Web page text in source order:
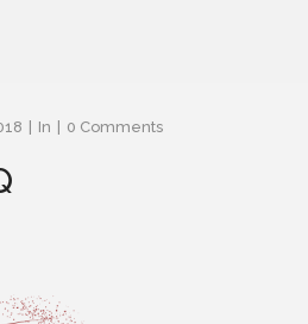
In 0 Comments